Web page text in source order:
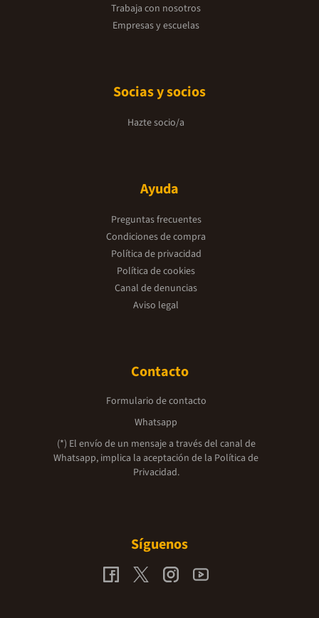
Trabaja con nosotros
Empresas y escuelas
Socias y socios
Hazte socio/a
Ayuda
Preguntas frecuentes
Condiciones de compra
Política de privacidad
Política de cookies
Canal de denuncias
Aviso legal
Contacto
Formulario de contacto
Whatsapp
(*) El envío de un mensaje a través del canal de
Whatsapp, implica la aceptación de la Política de
Privacidad.
Síguenos